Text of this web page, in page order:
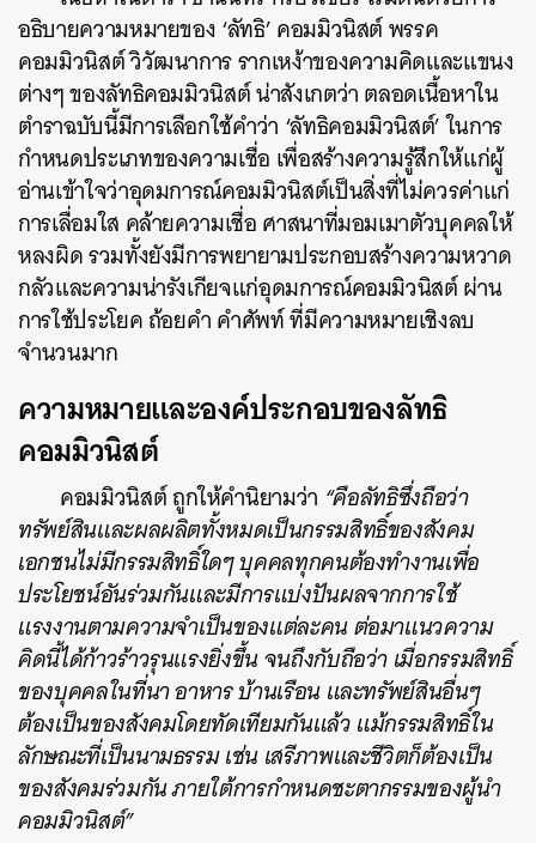
อธิบายความหมายของ ‘ลัทธิ’ คอมมิวนิสต์ พรรค
คอมมิวนิสต์ วิวัฒนาการ รากเหง้าของความคิดและแขนง
ต่างๆ ของลัทธิคอมมิวนิสต์ น่าสังเกตว่า ตลอดเนื้อหาใน
ตำราฉบับนี้มีการเลือกใช้คำว่า ‘ลัทธิคอมมิวนิสต์’ ในการ
กำหนดประเภทของความเชื่อ เพื่อสร้างความรู้สึกให้แก่ผู้
อ่านเข้าใจว่าอุดมการณ์คอมมิวนิสต์เป็นสิ่งที่ไม่ควรค่าแก่
การเลื่อมใส คล้ายความเชื่อ ศาสนาที่มอมเมาตัวบุคคลให้
หลงผิด รวมทั้งยังมีการพยายามประกอบสร้างความหวาด
กลัวและความน่ารังเกียจแก่อุดมการณ์คอมมิวนิสต์ ผ่าน
การใช้ประโยค ถ้อยคำ คำศัพท์ ที่มีความหมายเชิงลบ
จำนวนมาก
ความหมายและองค์ประกอบของลัทธิ
คอมมิวนิสต์
คอมมิวนิสต์ ถูกให้คำนิยามว่า “คือลัทธิซึ่งถือว่า
ทรัพย์สินและผลผลิตทั้งหมดเป็นกรรมสิทธิ์ของสังคม
เอกชนไม่มีกรรมสิทธิ์ใดๆ บุคคลทุกคนต้องทำงานเพื่อ
ประโยชน์อันร่วมกันและมีการแบ่งปันผลจากการใช้
แรงงานตามความจำเป็นของแต่ละคน ต่อมาแนวความ
คิดนี้ได้ก้าวร้าวรุนแรงยิ่งขึ้น จนถึงกับถือว่า เมื่อกรรมสิทธิ์
ของบุคคลในที่นา อาหาร บ้านเรือน และทรัพย์สินอื่นๆ
ต้องเป็นของสังคมโดยทัดเทียมกันแล้ว แม้กรรมสิทธิ์ใน
ลักษณะที่เป็นนามธรรม เช่น เสรีภาพและชีวิตก็ต้องเป็น
ของสังคมร่วมกัน ภายใต้การกำหนดชะตากรรมของผู้นำ
คอมมิวนิสต์”